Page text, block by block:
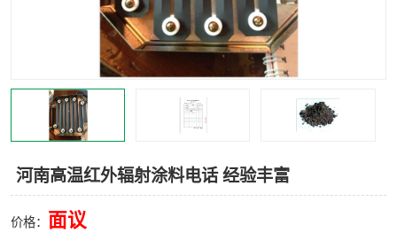
河南高温红外辐射涂料电话 经验丰富
价格： 面议
热环境试验设备
红外辐射表面材料 定波长红外辐射加热器
快速红外辐射聚焦炉